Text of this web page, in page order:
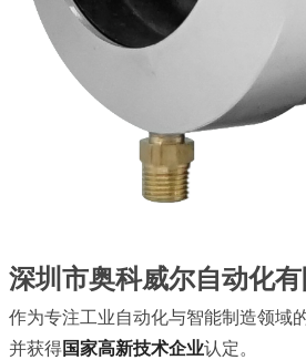
深圳市奥科威尔自动化
作为专注工业自动化与智能制造领域
并获得国家高新技术企业认定。